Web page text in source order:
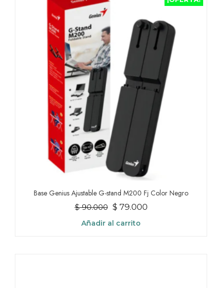
Base Genius Ajustable G-stand M200 Fj Color Negro
$90.000 El
precio
$ 79.000El
Añadir al carrito